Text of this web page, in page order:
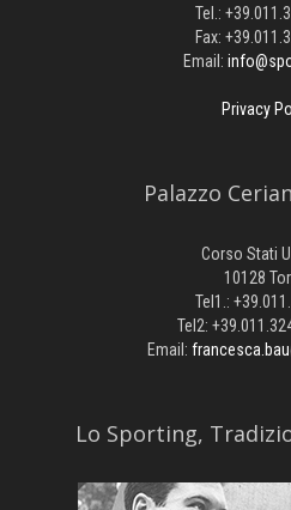
Tel.:
Fax:
Email:
Privacy
Palazzo
Corso Stati
10128
Tel1.:
Tel2:
Email:
​Lo Sporting,